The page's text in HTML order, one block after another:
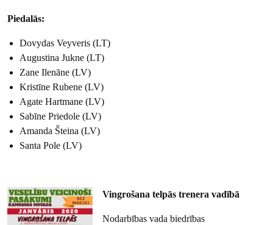
Piedalās:
Dovydas Veyveris (LT)
Augustina Jukne (LT)
Zane Ilenāne (LV)
Kristīne Rubene (LV)
Agate Hartmane (LV)
Sabīne Priedole (LV)
Amanda Šteina (LV)
Santa Pole (LV)
Vingrošana telpās trenera vadībā
Nodarbības vada biedrības